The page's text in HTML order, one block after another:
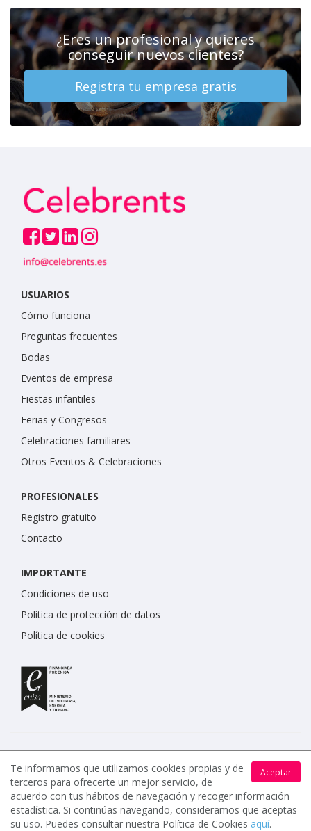
¿Eres un profesional y quieres
conseguir nuevos clientes?
Registra tu empresa gratis
USUARIOS
Cómo funciona
Preguntas frecuentes
Bodas
Eventos de empresa
Fiestas infantiles
Ferias y Congresos
Celebraciones familiares
Otros Eventos & Celebraciones
PROFESIONALES
Registro gratuito
Contacto
IMPORTANTE
Condiciones de uso
Política de protección de datos
Política de cookies
www.celebrents.es tiene una calificación de 5 / 5 otorgada
por 7900 miembros.
Aceptar
Te informamos que utilizamos cookies propias y de
terceros para ofrecerte un mejor servicio, de
acuerdo con tus hábitos de navegación y recoger información
estadística. Si continúas navegando, consideramos que aceptas
su uso. Puedes consultar nuestra Política de Cookies aquí.